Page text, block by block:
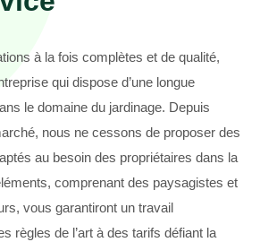
à la fois complètes et de qualité,
qui dispose d’une longue
le domaine du jardinage. Depuis
nous ne cessons de proposer des
au besoin des propriétaires dans la
comprenant des paysagistes et
vous garantiront un travail
règles de l’art à des tarifs défiant la